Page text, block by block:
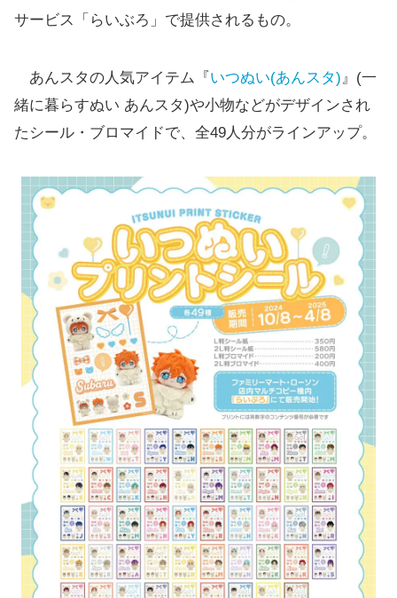
サービス「らいぶろ」で提供されるもの。
あんスタの人気アイテム『いつぬい(あんスタ)』(一
緒に暮らすぬい あんスタ)や小物などがデザインされ
たシール・ブロマイドで、全49人分がラインアップ。